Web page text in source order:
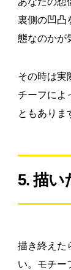
裏側の凹凸
態なのかが
その時は実
チーフによ
ともありま
5. 描い
描き終えた
い。モチー